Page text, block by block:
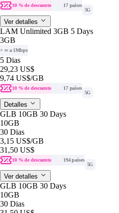
10 % de descuento
17 países
5G
Ver detalles
LAM Unlimited 3GB 5 Days
3GB
+ ∞ a 1Mbps
5 Dias
29,23 US$
9,74 US$/GB
10 % de descuento
17 países
5G
Detalles
GLB 10GB 30 Days
10GB
30 Dias
3,15 US$/GB
31,50 US$
10 % de descuento
194 países
5G
Ver detalles
GLB 10GB 30 Days
10GB
30 Dias